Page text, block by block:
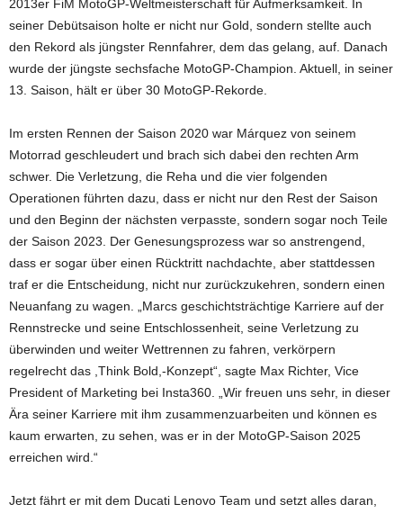
2013er FiM MotoGP-Weltmeisterschaft für Aufmerksamkeit. In
seiner Debütsaison holte er nicht nur Gold, sondern stellte auch
den Rekord als jüngster Rennfahrer, dem das gelang, auf. Danach
wurde der jüngste sechsfache MotoGP-Champion. Aktuell, in seiner
13. Saison, hält er über 30 MotoGP-Rekorde.
Im ersten Rennen der Saison 2020 war Márquez von seinem
Motorrad geschleudert und brach sich dabei den rechten Arm
schwer. Die Verletzung, die Reha und die vier folgenden
Operationen führten dazu, dass er nicht nur den Rest der Saison
und den Beginn der nächsten verpasste, sondern sogar noch Teile
der Saison 2023. Der Genesungsprozess war so anstrengend,
dass er sogar über einen Rücktritt nachdachte, aber stattdessen
traf er die Entscheidung, nicht nur zurückzukehren, sondern einen
Neuanfang zu wagen. „Marcs geschichtsträchtige Karriere auf der
Rennstrecke und seine Entschlossenheit, seine Verletzung zu
überwinden und weiter Wettrennen zu fahren, verkörpern
regelrecht das ,Think Bold,-Konzept“, sagte Max Richter, Vice
President of Marketing bei Insta360. „Wir freuen uns sehr, in dieser
Ära seiner Karriere mit ihm zusammenzuarbeiten und können es
kaum erwarten, zu sehen, was er in der MotoGP-Saison 2025
erreichen wird.“
Jetzt fährt er mit dem Ducati Lenovo Team und setzt alles daran,